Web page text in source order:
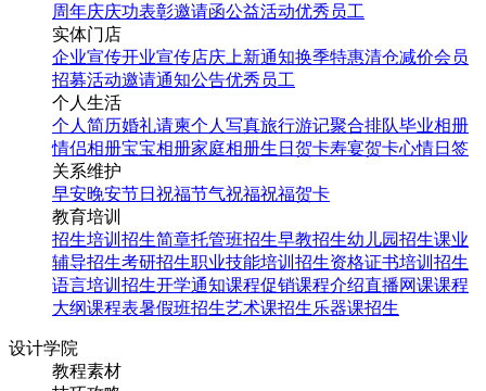
周年庆庆功表彰邀请函公益活动优秀员工
实体门店
企业宣传开业宣传店庆 上新通知换季特惠清仓减价会员
招募活动邀请通知公告优秀员工
个人生活
个人简历婚礼请柬个人写真旅行游记聚合排队毕业相册
情侣相册宝宝相册家庭相册生日贺卡寿宴贺卡心情日签
关系维护
早安晚安节日祝福节气祝福祝福贺卡
教育培训
招生培训 招生简章托管班招生早教招生幼儿园招生课业
辅导招生考研招生职业技能培训招生资格证书培训招生
语言培训招生开学通知课程促销课程介绍直播网课课程
大纲课程表暑假班招生艺术课招生乐器课招生
设计学院
教程素材